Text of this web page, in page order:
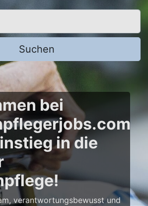
Suchen
bei
in die
verantwortungsbewusst und